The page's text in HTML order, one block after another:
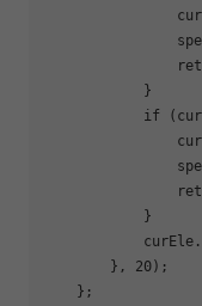
            }
if
            }
        },
20);
    };